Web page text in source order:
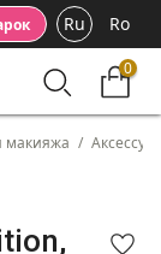
Ru Ro
0
макияжа /